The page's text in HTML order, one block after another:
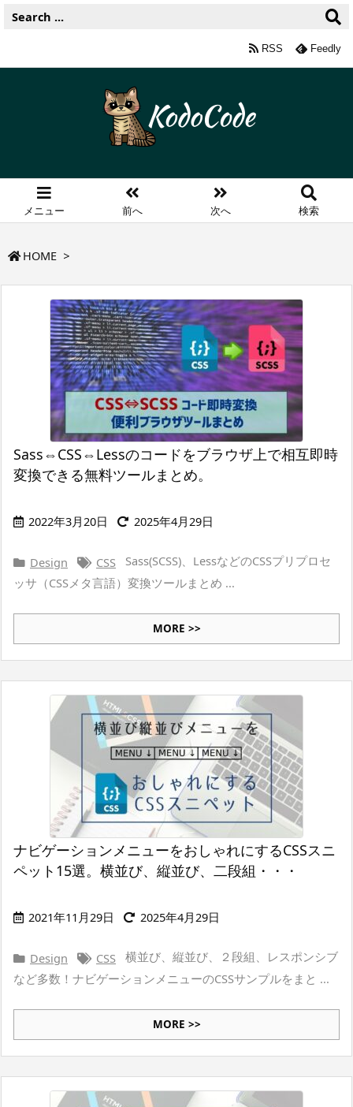
メニュー 前へ 次へ 検索
RSS Feedly
HOME >
Sass⇔CSS⇔Lessのコードをブラウザ上で相互即時
変換できる無料ツールまとめ。
2022年3月20日 2025年4月29日
Design CSS
Sass(SCSS)、LessなどのCSSプリプロセ
ッサ（CSSメタ言語）変換ツールまとめ ...
MORE >>
ナビゲーションメニューをおしゃれにするCSSスニ
ペット15選。横並び、縦並び、二段組・・・
2021年11月29日 2025年4月29日
Design CSS 横並び、縦並び、２段組、レスポンシブ
など多数！ナビゲーションメニューのCSSサンプルをまと ...
MORE >>